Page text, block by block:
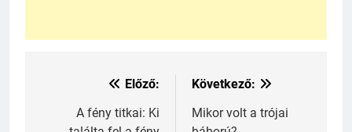
Bejegyzés
navigáció
Előző:
A fény titkai: Ki
Következő:
Mikor volt a trójai